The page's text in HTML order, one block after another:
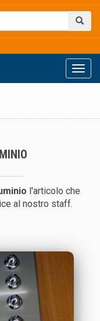
Menu
l'articolo che
al nostro staff.